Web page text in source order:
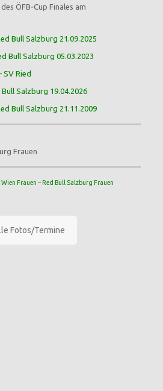
ÖFB‑Cup Finales am
Bull Salzburg 21.09.2025
Bull Salzburg 05.03.2023
SV Ried
Salzburg 19.04.2026
Bull Salzburg 21.11.2009
Frauen
Frauen – Red Bull Salzburg Frauen
Fotos/Termine